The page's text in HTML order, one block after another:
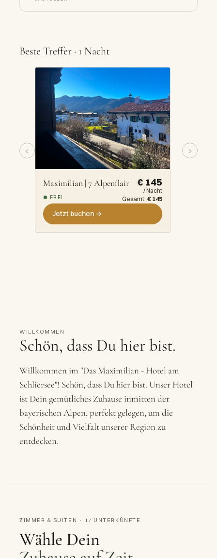
Beste Treffer · 1 Nacht
‹
Maximilian | 7 Alpenflair € 145
/ Nacht
● FREI Gesamt: € 145
Jetzt buchen →
›
ERWACHSENE
KINDER
Verfügbarkeit prüfen
WILLKOMMEN
Schön, dass Du hier bist.
Willkommen im "Das Maximilian - Hotel am
Schliersee"! Schön, dass Du hier bist. Unser Hotel
ist Dein gemütliches Zuhause inmitten der
bayerischen Alpen, perfekt gelegen, um die
Schönheit und Vielfalt unserer Region zu
entdecken.
ZIMMER & SUITEN · 17 UNTERKÜNFTE
Wähle Dein